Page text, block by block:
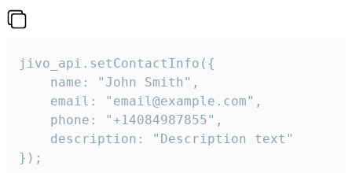
jivo_api.setContactInfo({
    name: "John Smith",
    email: "email@example.com",
    phone: "+14084987855",
    description: "Description text"
});